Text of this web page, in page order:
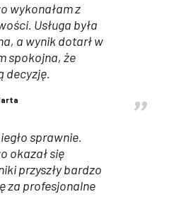
wykonałam z
Usługa była
a wynik dotarł w
spokojna, że
decyzję.
sprawnie.
okazał się
przyszły bardzo
za profesjonalne